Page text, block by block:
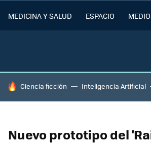
MEDICINA Y SALUD ESPACIO
HOY SE HABLA DE
Ciencia ficción Inteligencia Artificial
Nuevo prototipo del